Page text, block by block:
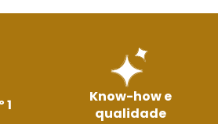
1
Know-how e
qualidade